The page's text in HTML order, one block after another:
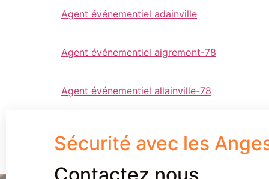
Agent événementiel adainville
Agent événementiel aigremont-78
Agent événementiel allainville-78
Sécurité avec les
Contactez nous